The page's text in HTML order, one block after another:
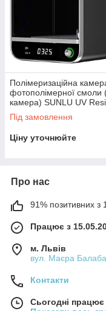
Полімеризаційна
фотополімерної смоли
камера) SUNLU UV
Curing Box RC-2
Під замовлення
Ціну уточнюйте
Про нас
91% позитивних з
Працює з
м. Львів
вул. Маєра
Контакти
Сьогодні